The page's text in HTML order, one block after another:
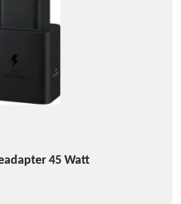
45 Watt